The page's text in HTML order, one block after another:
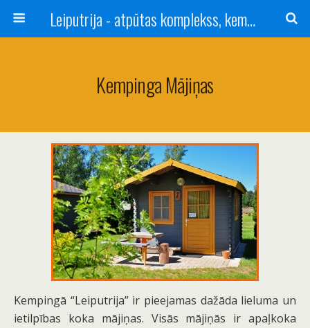
Leiputrija - atpūtas komplekss, kempings, viesu nams pie Rīgas / Camping, caravan site, bed and breakfast near Riga / Camping, caravanas, bungalows Letonia / Campingplatz, Caravanpark, Zimmer in Lettland / Kемпинг и гостевой дом к Риги
Kempinga Mājiņas
Kempingā “Leiputrija” ir pieejamas dažāda lieluma un
ietilpības koka mājiņas. Visās mājiņās ir apaļkoka